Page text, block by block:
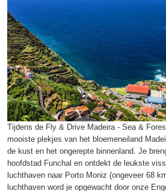
Tijdens de Fly & Drive Madeira - Sea &
mooiste plekjes van het bloemeneiland
de kust en het ongerepte binnenland. Je
hoofdstad Funchal en ontdekt de leukste
luchthaven naar Porto Moniz (ongeveer 68
luchthaven word je opgewacht door onze